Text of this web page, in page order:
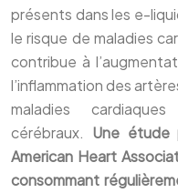
présents dans les e-
le risque de maladies
contribue à
l’inflammation des
maladies
cérébraux. Une étude
American Heart
consommant